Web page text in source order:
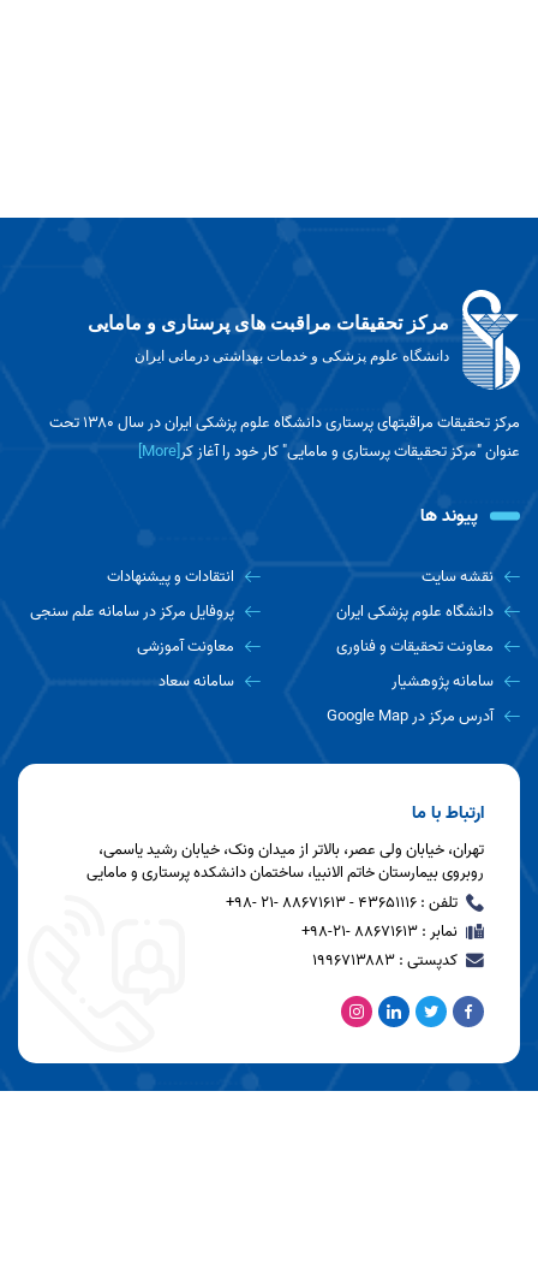
مرکز تحقیقات مراقبت های پرستاری و مامایی
دانشگاه علوم پزشکی و خدمات بهداشتی درمانی ایران
مرکز تحقیقات مراقبتهای پرستاری دانشگاه علوم پزشکی ایران در سال ۱۳۸۰ تحت
عنوان "مرکز تحقیقات پرستاری و مامایی" کار خود را آغاز کر[More]
پیوند ها
نقشه سایت
انتقادات و پیشنهادات
دانشگاه علوم پزشکی ایران
پروفایل مرکز در سامانه علم سنجی
معاونت تحقیقات و فناوری
معاونت آموزشی
سامانه پژوهشیار
سامانه سعاد
آدرس مرکز در Google Map
ارتباط با ما
تهران، خیابان ولی عصر، بالاتر از میدان ونک، خیابان رشید یاسمی،
روبروی بیمارستان خاتم الانبیا، ساختمان دانشکده پرستاری و مامایی
تلفن : ۴۳۶۵۱۱۱۶ - ۸۸۶۷۱۶۱۳ -21 -۹۸+
نمابر : ۸۸۶۷۱۶۱۳ -۲۱-۹۸+
کدپستی : ۱۹۹۶۷۱۳۸۸۳